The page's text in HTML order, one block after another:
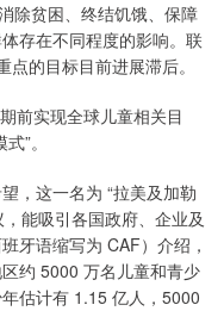
贫困、终结饥饿、保障
存在不同程度的影响。联
的目标目前进展滞后。
实现全球儿童相关目
”。
这一名为 “拉美及加勒
能吸引各国政府、企业及
牙语缩写为 CAF）介绍，
约 5000 万名儿童和青少
估计有 1.15 亿人，5000